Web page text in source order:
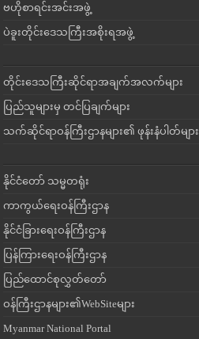
ဗဟိုစာရင်းအင်းအဖွဲ့
ပဲခူးတိုင်းဒေသကြီးအစိုးရအဖွဲ့
တိုင်းဒေသကြီးဆိုင်ရာအချက်အလက်များ
ပြည်သူများမှ တင်ပြချက်များ
သက်ဆိုင်ရာဝန်ကြီးဌာနများ၏ ဖုန်းနံပါတ်များ
နိုင်ငံတော် သမ္မတရုံး
ကာကွယ်ရေးဝန်ကြီးဌာန
နိုင်ငံခြားရေးဝန်ကြီးဌာန
ပြန်ကြားရေးဝန်ကြီးဌာန
ပြည်ထောင်စုလွှတ်တော်
ဝန်ကြီးဌာနများ၏WebSiteများ
Myanmar National Portal